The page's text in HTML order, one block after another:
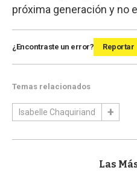
próxima generación y no
¿Encontraste un error? Reportar
Temas relacionados
Isabelle Chaquiriand
Las